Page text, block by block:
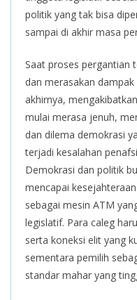
politik yang tak bisa
sampai di akhir masa
Saat proses pergantian
dan merasakan
akhirnya,
mulai merasa jenuh,
dan dilema demokrasi
terjadi kesalahan
Demokrasi dan politik
mencapai
sebagai mesin ATM
legislatif. Para caleg
serta koneksi elit yang
sementara pemilih
standar mahar yang